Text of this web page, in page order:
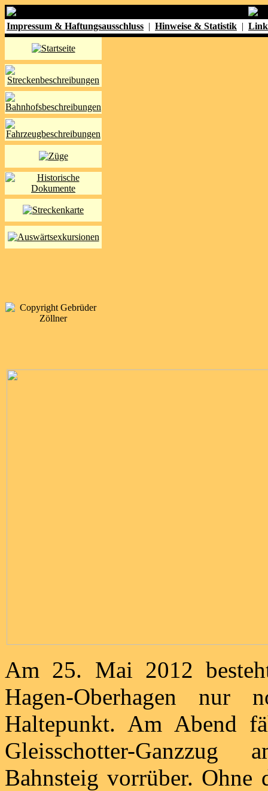
Impressum & Haftungsausschluss | Hinweise & Statistik |
Am 25. Mai 2012
Hagen-Oberhagen nur
Haltepunkt. Am Abend
Gleisschotter-Ganzzug
Bahnsteig vorrüber. Ohne